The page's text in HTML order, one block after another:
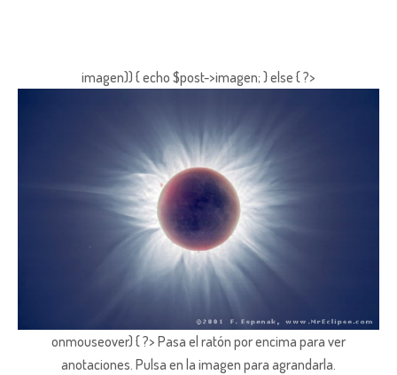
imagen)) { echo $post->imagen; } else { ?>
onmouseover) { ?> Pasa el ratón por encima para ver
anotaciones. Pulsa en la imagen para agrandarla.